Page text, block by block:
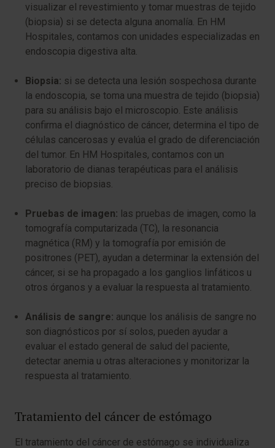
visualizar el revestimiento y tomar muestras de tejido
(biopsia) si se detecta alguna anomalía. En HM
Hospitales, contamos con unidades especializadas en
endoscopia digestiva alta.
Biopsia: si se detecta una lesión sospechosa durante
la endoscopia, se toma una muestra de tejido (biopsia)
para su análisis bajo el microscopio. Este análisis
confirma el diagnóstico de cáncer, determina el tipo de
células cancerosas y evalúa el grado de diferenciación
del tumor. En HM Hospitales, contamos con un
laboratorio de dianas terapéuticas para el análisis
preciso de biopsias.
Pruebas de imagen: las pruebas de imagen, como la
tomografía computarizada (TC), la resonancia
magnética (RM) y la tomografía por emisión de
positrones (PET), ayudan a determinar la extensión del
cáncer, si se ha propagado a los ganglios linfáticos u
otros órganos y a evaluar la respuesta al tratamiento.
Análisis de sangre: aunque los análisis de sangre no
son diagnósticos por sí solos, pueden ayudar a
evaluar el estado general de salud del paciente,
detectar anemia u otras alteraciones y monitorizar la
respuesta al tratamiento.
Tratamiento del cáncer de estómago
El tratamiento del cáncer de estómago se individualiza